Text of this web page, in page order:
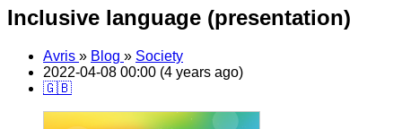
Inclusive language (presentation)
Avris » Blog » Society
2022-04-08 00:00 (4 years ago)
🇬🇧